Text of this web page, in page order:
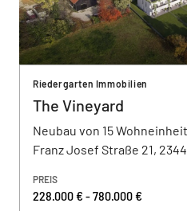
Riedergarten Immobilien
The Vineyard
Neubau von 15
Franz Josef Straße 21,
PREIS
228.000 € - 780.000 €